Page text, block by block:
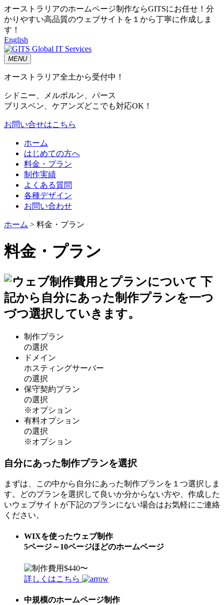
オーストラリアのホームページ制作ならGITSにお任せ！分
かりやすい高品質のウェブサイトを１から丁寧に作成しま
す！
English
MENU
オーストラリア全土から受付中！
シドニー、メルボルン、パース
ブリスベン、ケアンズどこでも対応OK！
お問い合せはこちら
ホーム
はじめての方へ
料金・プラン
制作実績
よくある質問
各種デザイン
お問い合わせ
ホーム > 料金・プラン
料金・プラン
制作プラン
の選択
ドメイン
ホスティングサーバー
の選択
保守契約プラン
の選択
※オプション
有料オプション
の選択
※オプション
自分にあった制作プランを選択
まずは、この中から自分にあった制作プランを１つ選択しま
す。どのプランを選択して良いか分からない方や、作成した
いウェブサイトが下記のプランにない場合はお気軽にご連絡
ください。
WIXを使ったウェブ制作
5ページ～10ページほどのホームページ
詳しくはこちら
中規模のホームページ制作